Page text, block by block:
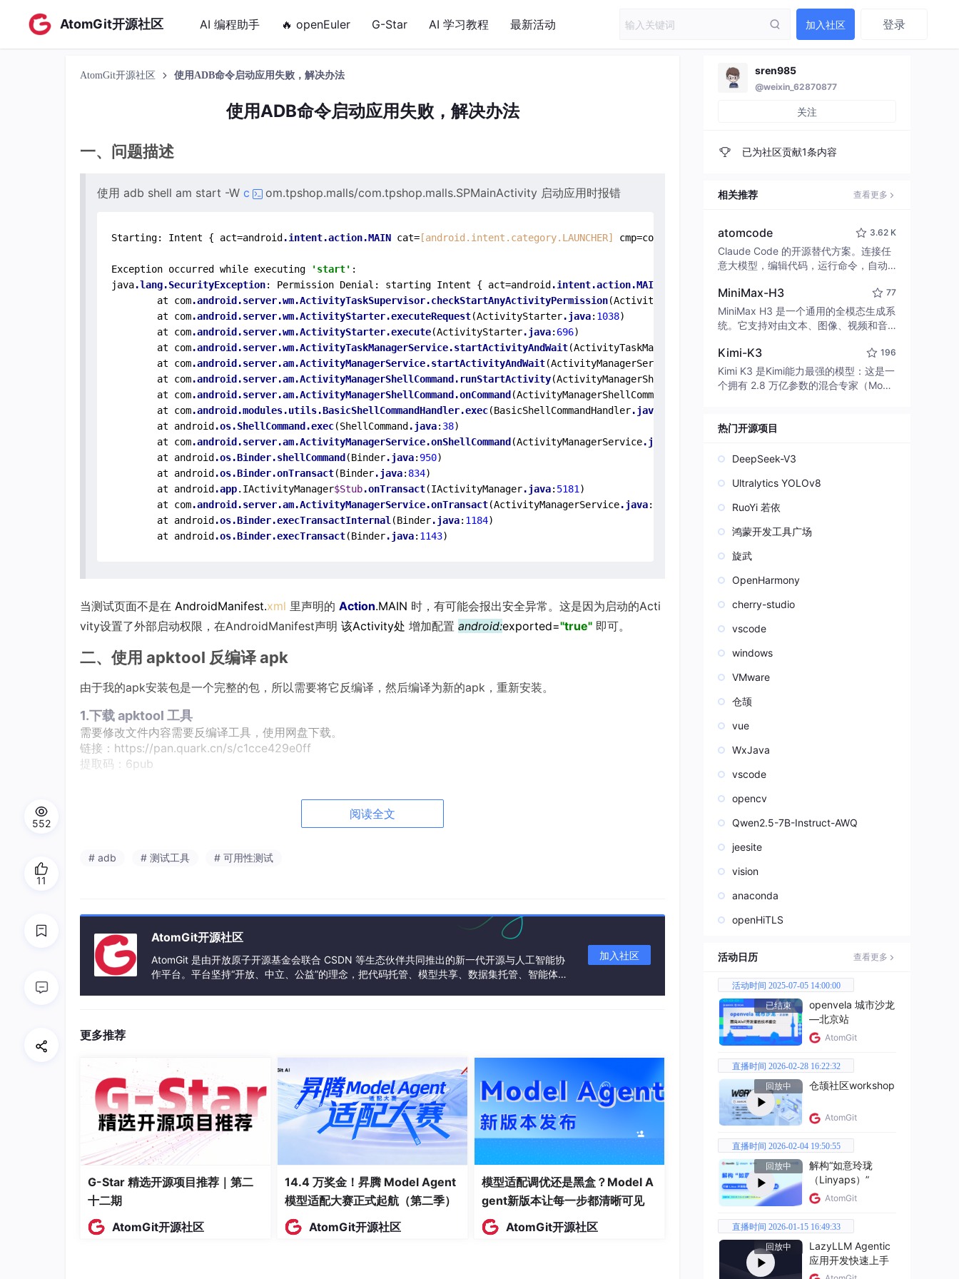
AtomGit开源社区 AI 编程助手 🔥 openEuler G-Star AI 学习教程 最新活动 加入社区 登录
AtomGit开源社区 使用ADB命令启动应用失败，解决办法
使用ADB命令启动应用失败，解决办法
一、问题描述
使用 adb shell am start -W c om.tpshop.malls/com.tpshop.malls.SPMainActivity 启动应用时报错
Starting: Intent { act=android .intent.action.MAIN cat= [android.intent.category.LAUNCHER] cmp=com .malls/.SPMainActivity
Exception occurred while executing 'start' :
java.lang.SecurityException: Permission Denial: starting Intent { act=android .intent.action.MAIN
        at com
.android .server.wm.ActivityTaskSupervisor.checkStartAnyActivityPermission(ActivityTaskSupervisor.java : 1147
        at com
.android .server.wm.ActivityStarter.executeRequest(ActivityStarter.java: 1038)
        at com
.android .server.wm.ActivityStarter.execute(ActivityStarter.java: 696)
        at com
.android .server.wm.ActivityTaskManagerService.startActivityAndWait(ActivityTaskManagerService.java:1512
        at com
.android .server.am.ActivityManagerService.startActivityAndWait(ActivityManagerService
        at com
.android .server.am.ActivityManagerShellCommand .runStartActivity(ActivityManagerShellCommand .java : 567)
        at com
.android .server.am.ActivityManagerShellCommand .onCommand (ActivityManagerShellCommand
        at com
.android .modules.utils.BasicShellCommandHandler.exec(BasicShellCommandHandler.java
        at android
.os.ShellCommand .exec(ShellCommand .java: 38)
        at com
.android .server.am.ActivityManagerService.onShellCommand (ActivityManagerService.java
        at android
.os.Binder.shellCommand (Binder.java: 950)
        at android
.os.Binder.onTransact(Binder.java: 834)
        at android
.app.IActivityManager$Stub.onTransact(IActivityManager.java: 5181 )
        at com
.android .server.am.ActivityManagerService.onTransact(ActivityManagerService.java:
        at android
.os.Binder.execTransactInternal (Binder.java: 1184)
        at android
.os.Binder.execTransact(Binder.java: 1143
当测试页面不是在 AndroidManifest.xml 里声明的 Action.MAIN 时，有可能会报出安全异常。这是因为启动的Acti
vity设置了外部启动权限，在AndroidManifest声明 该Activity处 增加配置 android:exported="true" 即可。
二、使用 apktool 反编译 apk
由于我的apk安装包是一个完整的包，所以需要将它反编译，然后编译为新的apk，重新安装。
1.下载 apktool 工具
需要修改文件内容需要反编译工具，使用网盘下载。
链接：https://pan.quark.cn/s/c1cce429e0ff
提取码：6pub
下载完成后，将 apk 安装包和下载的 apktool 放在同一目录，在该目录下打开命令行
java -jar apktool_3.0.2.jar
该命令将会自动新建一个 test 文件夹， 反编译后的所有文件都将被放到里面。
阅读全文
# adb # 测试工具 # 可用性测试
AtomGit开源社区
AtomGit 是由开放原子开源基金会联合 CSDN 等生态伙伴共同推出的新一代开源与人工智能协
作平台。平台坚持“开放、中立、公益”的理念，把代码托管、模型共享、数据集托管、智能体开
加入社区
更多推荐
G-Star 精选开源项目推荐｜第二
十二期
AtomGit开源社区
14.4 万奖金！昇腾 Model Agent
模型适配大赛正式起航（第二季）
AtomGit开源社区
模型适配调优还是黑盒？Model A
gent新版本让每一步都清晰可见
AtomGit开源社区
552
11
sren985
@weixin_62870877
关注
已为社区贡献1条内容
相关推荐 查看更多
atomcode 3.62 K
Claude Code 的开源替代方案。连接任
意大模型，编辑代码，运行命令，自动
致性能。 ｜ An open-source alternativ
e to Claude Code. Connect any LLM,
edit code, run commands, and verify
MiniMax-H3 77
MiniMax H3 是一个通用的全模态生成系
统。它支持对由文本、图像、视频和音
并能生成分辨率高达 2K、时长可达 15
秒的带原生立体声音频的视频。得益于
面向任务泛化的系统设计，H3 在预训练
模态指令。
Kimi-K3 196
Kimi K3 是Kimi能力最强的模型：这是一
个拥有 2.8 万亿参数的混合专家（Mo
热门开源项目
DeepSeek-V3
Ultralytics YOLOv8
RuoYi 若依
鸿蒙开发工具广场
旋武
OpenHarmony
cherry-studio
vscode
windows
VMware
仓颉
vue
WxJava
vscode
opencv
Qwen2.5-7B-Instruct-AWQ
jeesite
vision
anaconda
openHiTLS
活动日历 查看更多
活动时间 2025-07-05 14:00:00
已结束
openvela 城市沙龙
—北京站
AtomGit
直播时间 2026-02-28 16:22:32
回放中
仓颉社区workshop
AtomGit
直播时间 2026-02-04 19:50:55
回放中
解构“如意玲珑
（Linyaps）”
AtomGit
直播时间 2026-01-15 16:49:33
回放中
LazyLLM Agentic
应用开发快速上手